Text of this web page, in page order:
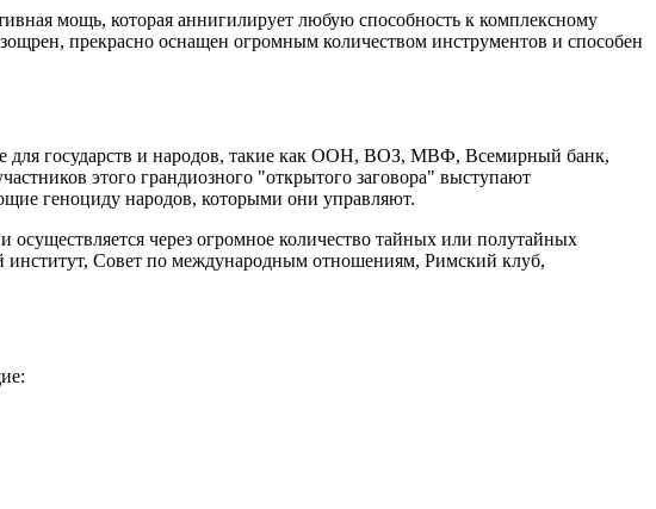
мощь, которая аннигилирует любую способность к комплексному
прекрасно оснащен огромным количеством инструментов и способен
для государств и народов, такие как ООН, ВОЗ, МВФ, Всемирный банк,
этого грандиозного "открытого заговора" выступают
геноциду народов, которыми они управляют.
через огромное количество тайных или полутайных
институт, Совет по международным отношениям, Римский клуб,